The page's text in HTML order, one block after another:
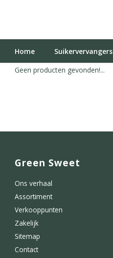
Home Suikervervangers
Geen producten gevonden!...
Green Sweet
Ons verhaal
Assortiment
Verkooppunten
Zakelijk
Sitemap
Contact